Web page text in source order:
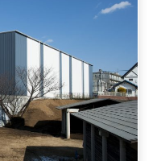
役員紹介
沿革